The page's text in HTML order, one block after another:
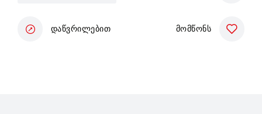
დაწვრილებით მომწონს